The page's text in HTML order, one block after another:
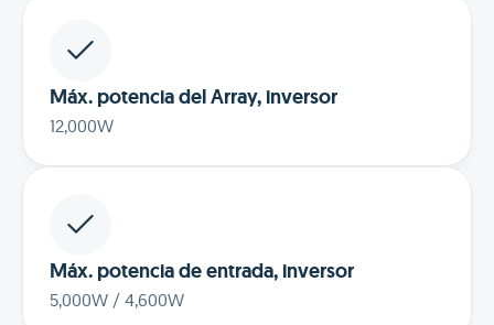
Máx. potencia del Array, inversor
12,000W
Máx. potencia de entrada, inversor
5,000W / 4,600W